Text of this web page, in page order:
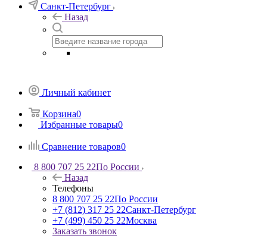
Санкт-Петербург
Назад
Личный кабинет
Корзина0
Избранные товары0
Сравнение товаров0
8 800 707 25 22По России
Назад
Телефоны
8 800 707 25 22По России
+7 (812) 317 25 22Санкт-Петербург
+7 (499) 450 25 22Москва
Заказать звонок